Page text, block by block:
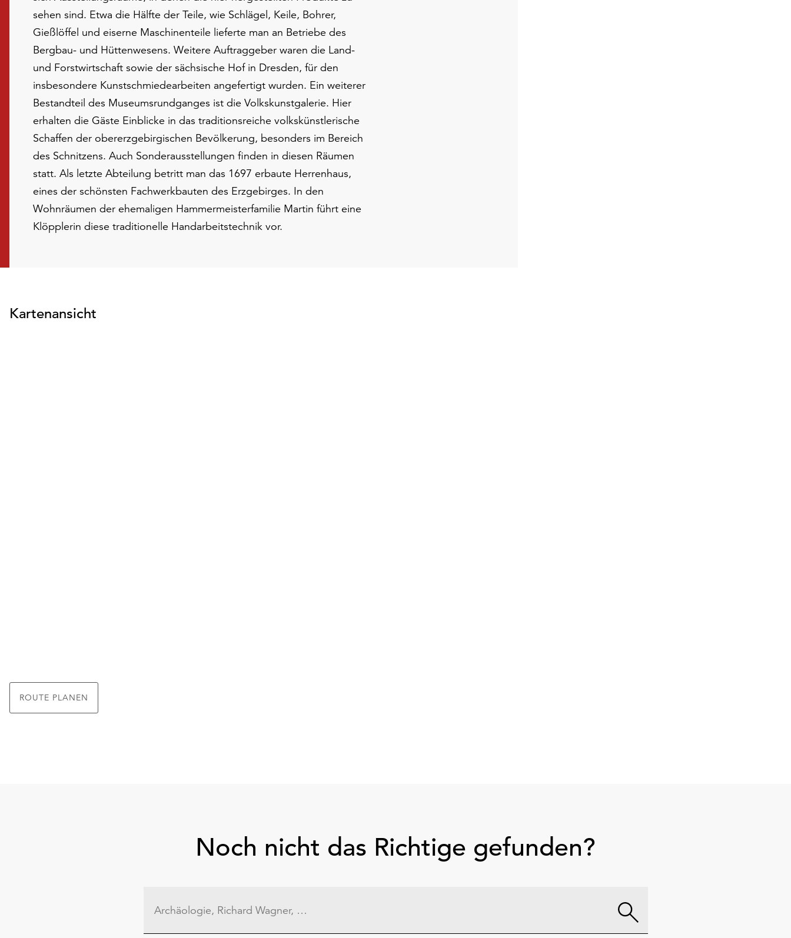
sehen sind. Etwa die Hälfte der Teile, wie Schlägel, Keile, Bohrer,
Gießlöffel und eiserne Maschinenteile lieferte man an Betriebe des
Bergbau- und Hüttenwesens. Weitere Auftraggeber waren die Land-
und Forstwirtschaft sowie der sächsische Hof in Dresden, für den
insbesondere Kunstschmiedearbeiten angefertigt wurden. Ein weiterer
Bestandteil des Museumsrundganges ist die Volkskunstgalerie. Hier
erhalten die Gäste Einblicke in das traditionsreiche volkskünstlerische
Schaffen der obererzgebirgischen Bevölkerung, besonders im Bereich
des Schnitzens. Auch Sonderausstellungen finden in diesen Räumen
statt. Als letzte Abteilung betritt man das 1697 erbaute Herrenhaus,
eines der schönsten Fachwerkbauten des Erzgebirges. In den
Wohnräumen der ehemaligen Hammermeisterfamilie Martin führt eine
Klöpplerin diese traditionelle Handarbeitstechnik vor.
Kartenansicht
ROUTE PLANEN
Noch nicht das Richtige gefunden?